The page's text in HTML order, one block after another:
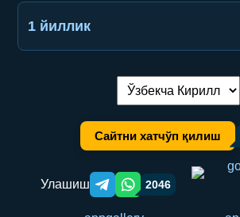
1 йиллик
Тилни алмаштириш:
Сайтни хатчўп қилиш
Улашиш Telegram orqali ulashish
WhatsApp orqali ulashish
2046